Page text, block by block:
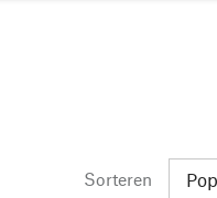
Sorteren